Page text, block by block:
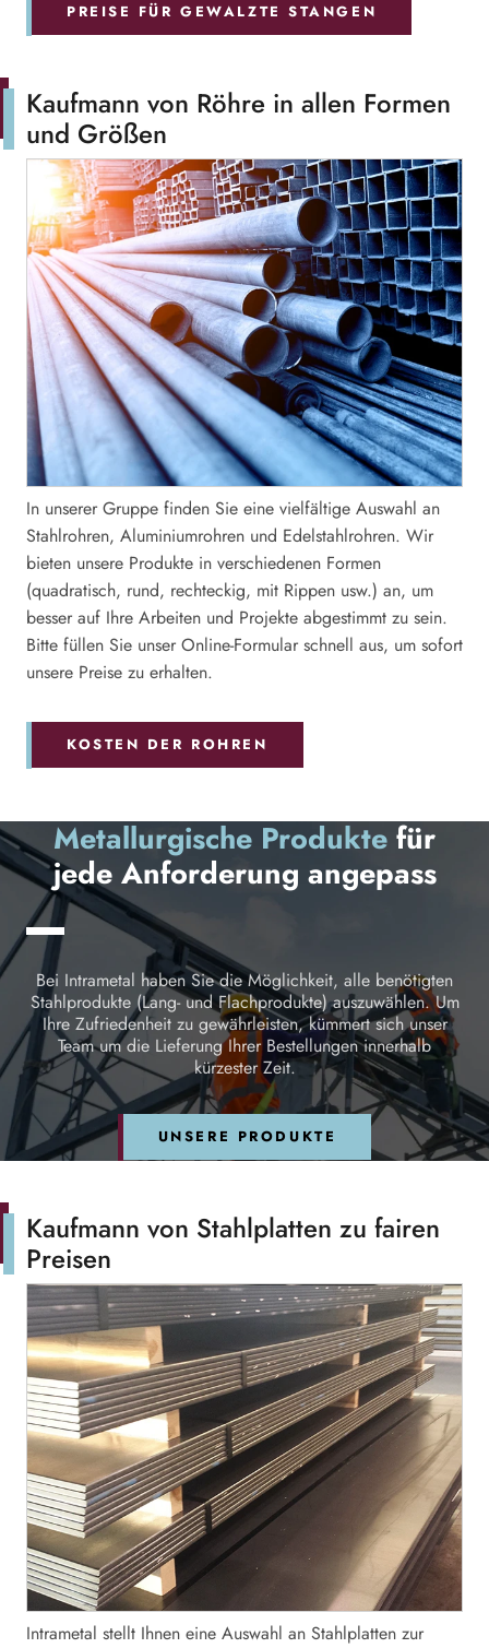
PREISE FÜR GEWALZTE STANGEN
Kaufmann von Röhre in allen Formen
und Größen
In unserer Gruppe finden Sie eine vielfältige Auswahl an
Stahlrohren, Aluminiumrohren und Edelstahlrohren. Wir
bieten unsere Produkte in verschiedenen Formen
(quadratisch, rund, rechteckig, mit Rippen usw.) an, um
besser auf Ihre Arbeiten und Projekte abgestimmt zu sein.
Bitte füllen Sie unser Online-Formular schnell aus, um sofort
unsere Preise zu erhalten.
KOSTEN DER ROHREN
Metallurgische Produkte für
jede Anforderung angepass
Bei Intrametal haben Sie die Möglichkeit, alle benötigten
Stahlprodukte (Lang- und Flachprodukte) auszuwählen. Um
Ihre Zufriedenheit zu gewährleisten, kümmert sich unser
Team um die Lieferung Ihrer Bestellungen innerhalb
kürzester Zeit.
UNSERE PRODUKTE
Kaufmann von Stahlplatten zu fairen
Preisen
Intrametal stellt Ihnen eine Auswahl an Stahlplatten zur